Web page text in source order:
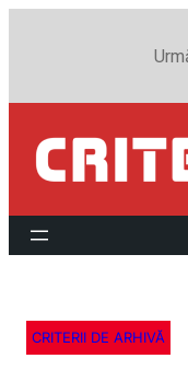
CRITERII DE ARHIVĂ